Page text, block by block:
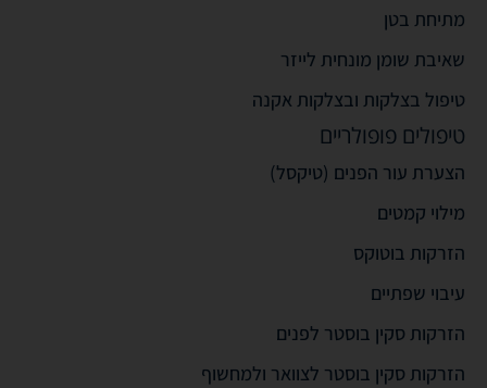
מתיחת בטן
שאיבת שומן מונחית לייזר
טיפול בצלקות ובצלקות אקנה
טיפולים פופולריים
הצערת עור הפנים (טיקסל)
מילוי קמטים
הזרקות בוטוקס
עיבוי שפתיים
הזרקות סקין בוסטר לפנים
הזרקות סקין בוסטר לצוואר ולמחשוף